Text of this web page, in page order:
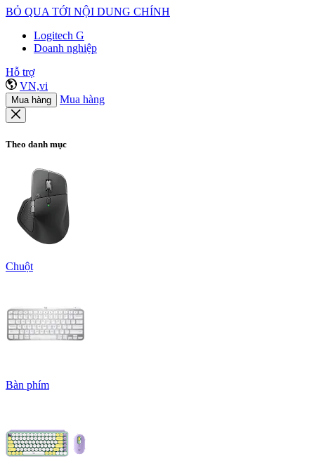
BỎ QUA TỚI NỘI DUNG CHÍNH
Logitech G
Doanh nghiệp
Hỗ trợ
VN,vi
Mua hàng Mua hàng
Theo danh mục
Chuột
Bàn phím